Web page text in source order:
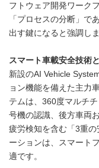
フトウェア開発ワーク
「プロセスの分断」で
出す鍵になると強調しま
スマート車載安全技術
新設のAI Vehicle
ョン機能を備えた主力
テムは、360度マルチ
号機の認識、後方車両
疲労検知を含む「3重
ーションは、スマート
適です。